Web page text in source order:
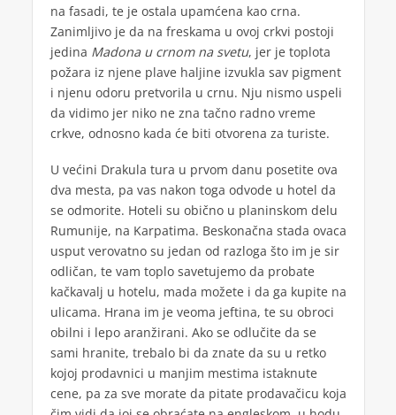
na fasadi, te je ostala upamćena kao crna.
Zanimljivo je da na freskama u ovoj crkvi postoji
jedina Madona u crnom na svetu, jer je toplota
požara iz njene plave haljine izvukla sav pigment
i njenu odoru pretvorila u crnu. Nju nismo uspeli
da vidimo jer niko ne zna tačno radno vreme
crkve, odnosno kada će biti otvorena za turiste.
U većini Drakula tura u prvom danu posetite ova
dva mesta, pa vas nakon toga odvode u hotel da
se odmorite. Hoteli su obično u planinskom delu
Rumunije, na Karpatima. Beskonačna stada ovaca
usput verovatno su jedan od razloga što im je sir
odličan, te vam toplo savetujemo da probate
kačkavalj u hotelu, mada možete i da ga kupite na
ulicama. Hrana im je veoma jeftina, te su obroci
obilni i lepo aranžirani. Ako se odlučite da se
sami hranite, trebalo bi da znate da su u retko
kojoj prodavnici u manjim mestima istaknute
cene, pa za sve morate da pitate prodavačicu koja